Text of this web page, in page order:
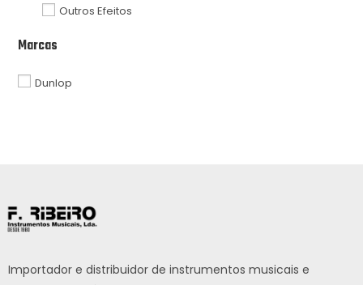
Outros Efeitos
Marcas
Dunlop
Importador e distribuidor de instrumentos musicais e